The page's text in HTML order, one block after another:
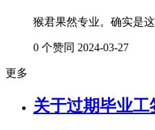
猴君果然专业。确实是这
0 个赞同 2024-03-27
更多
关于过期毕业工